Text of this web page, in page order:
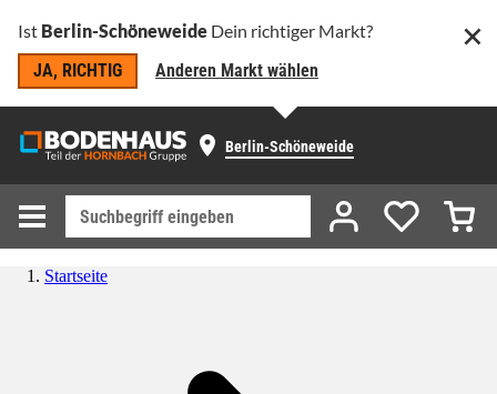
Ist Berlin-Schöneweide Dein richtiger Markt?
JA, RICHTIG
Anderen Markt wählen
Berlin-Schöneweide
Startseite